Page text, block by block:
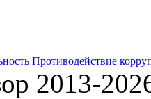
Противодействие
2013-